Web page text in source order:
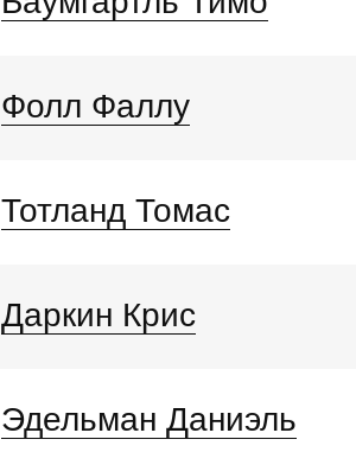
Фолл Фаллу
Тотланд Томас
Даркин Крис
Эдельман Даниэль